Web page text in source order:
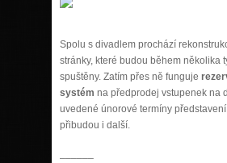
Spolu s divadlem prochází
stránky, které budou během několika
spuštěny. Zatím přes ně funguje
systém na předprodej vstupenek na
uvedené únorové termíny
přibudou i další.